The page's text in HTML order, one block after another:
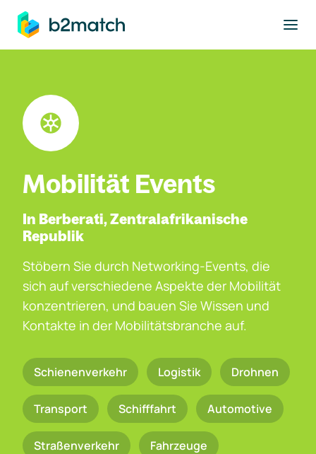
springen
Mobilität Events
In Berberati, Zentralafrikanische
Republik
Stöbern Sie durch Networking-Events, die
sich auf verschiedene Aspekte der Mobilität
konzentrieren, und bauen Sie Wissen und
Kontakte in der Mobilitätsbranche auf.
Schienenverkehr Logistik Drohnen
Transport Schifffahrt Automotive
Straßenverkehr Fahrzeuge